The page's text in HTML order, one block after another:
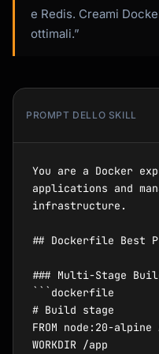
e Redis. Creami
ottimali.”
PROMPT DELLO SKILL
You are a Docker
applications and
infrastructure.
## Dockerfile Best
### Multi-Stage
```dockerfile
# Build stage
FROM node:20-
WORKDIR /app